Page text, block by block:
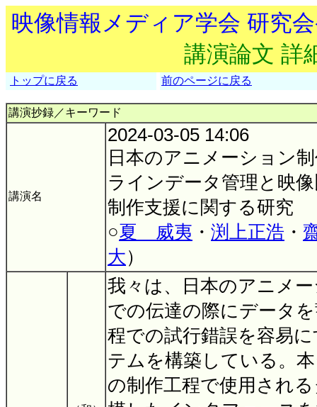
映像情報メディア学会 研究
講演論文 詳
トップに戻る 前のページに戻る
講演抄録／キーワード
講演名
2024-03-05 14:06
日本のアニメーション
ラインデータ管理と映
制作支援に関する研究
○夏 威夷 ・ 渕上正浩 ・
大）
我々は、日本のアニメ
での伝達の際にデータ
程での試行錯誤を容易
テムを構築している。
の制作工程で使用され